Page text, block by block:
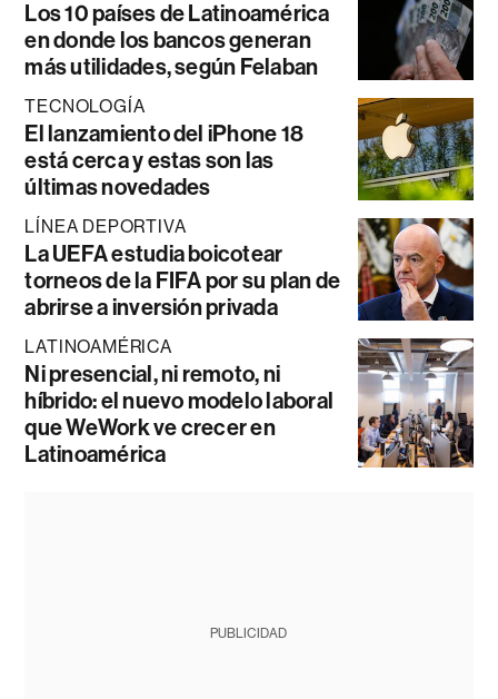
Los 10 países de Latinoamérica
en donde los bancos generan
más utilidades, según Felaban
TECNOLOGÍA
El lanzamiento del iPhone 18
está cerca y estas son las
últimas novedades
LÍNEA DEPORTIVA
La UEFA estudia boicotear
torneos de la FIFA por su plan de
abrirse a inversión privada
LATINOAMÉRICA
Ni presencial, ni remoto, ni
híbrido: el nuevo modelo laboral
que WeWork ve crecer en
Latinoamérica
PUBLICIDAD